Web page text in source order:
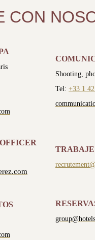
CON
Shooting,
Tel: +33 1
TRABAJE